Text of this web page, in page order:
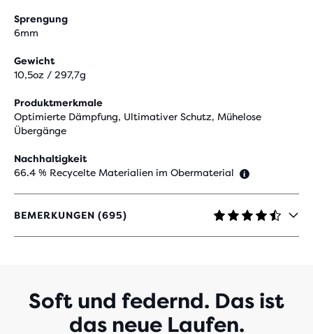
Sprengung
6mm
Gewicht
10,5oz / 297,7g
Produktmerkmale
Optimierte Dämpfung, Ultimativer Schutz, Mühelose
Übergänge
Nachhaltigkeit
66.4 % Recycelte Materialien im Obermaterial
BEMERKUNGEN (695)
4.6
VON
BEWERTUNGEN
Soft und federnd. Das ist
das neue Laufen.